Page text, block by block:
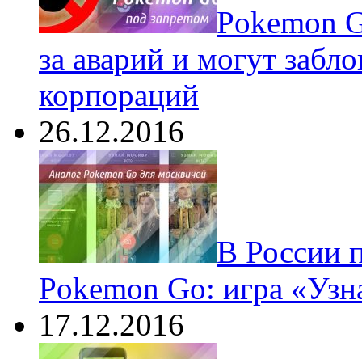
Pokеmon
за аварий и могут
корпораций
26.12.2016
В России
Pokemon Go: игра
17.12.2016